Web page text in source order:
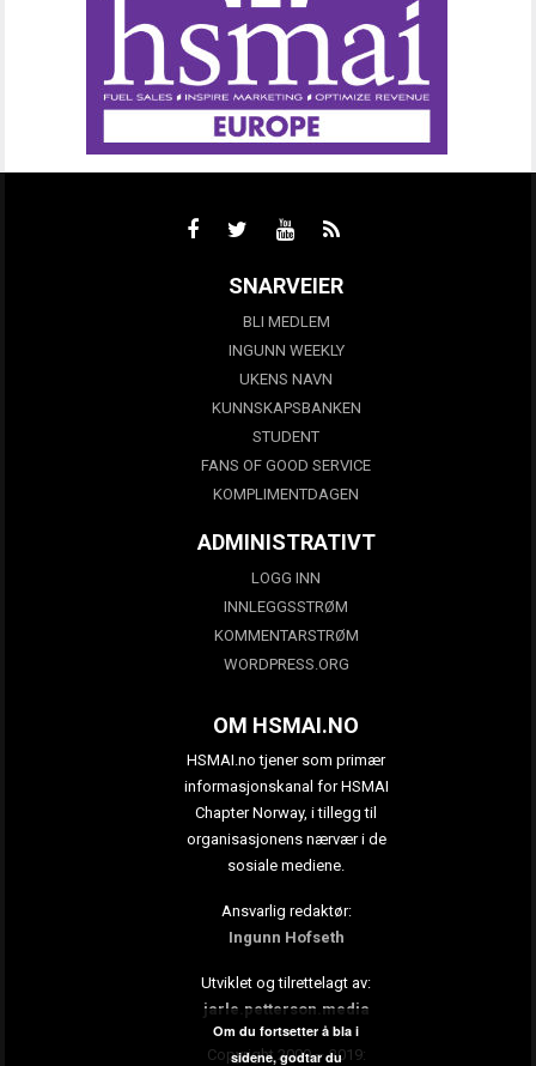
SNARVEIER
BLI MEDLEM
INGUNN WEEKLY
UKENS NAVN
KUNNSKAPSBANKEN
STUDENT
FANS OF GOOD SERVICE
KOMPLIMENTDAGEN
ADMINISTRATIVT
LOGG INN
INNLEGGSSTRØM
KOMMENTARSTRØM
WORDPRESS.ORG
OM HSMAI.NO
HSMAI.no tjener som primær
informasjonskanal for HSMAI
Chapter Norway, i tillegg til
organisasjonens nærvær i de
sosiale mediene.
Ansvarlig redaktør:
Ingunn Hofseth
Utviklet og tilrettelagt av:
jarle.petterson.media
Copyright 2009 – 2019:
Om du fortsetter å bla i
sidene, godtar du